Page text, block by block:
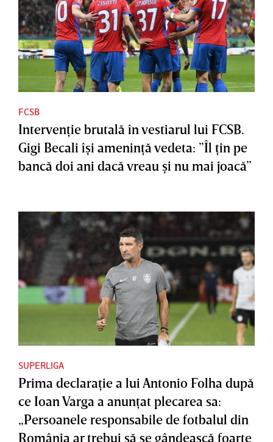
FCSB
Intervenţie brutală în vestiarul lui FCSB.
Gigi Becali îşi ameninţă vedeta: ”Îl ţin pe
bancă doi ani dacă vreau şi nu mai joacă”
SUPERLIGA
Prima declaraţie a lui Antonio Folha după
ce Ioan Varga a anunţat plecarea sa:
„Persoanele responsabile de fotbalul din
România ar trebui să se gândească foarte